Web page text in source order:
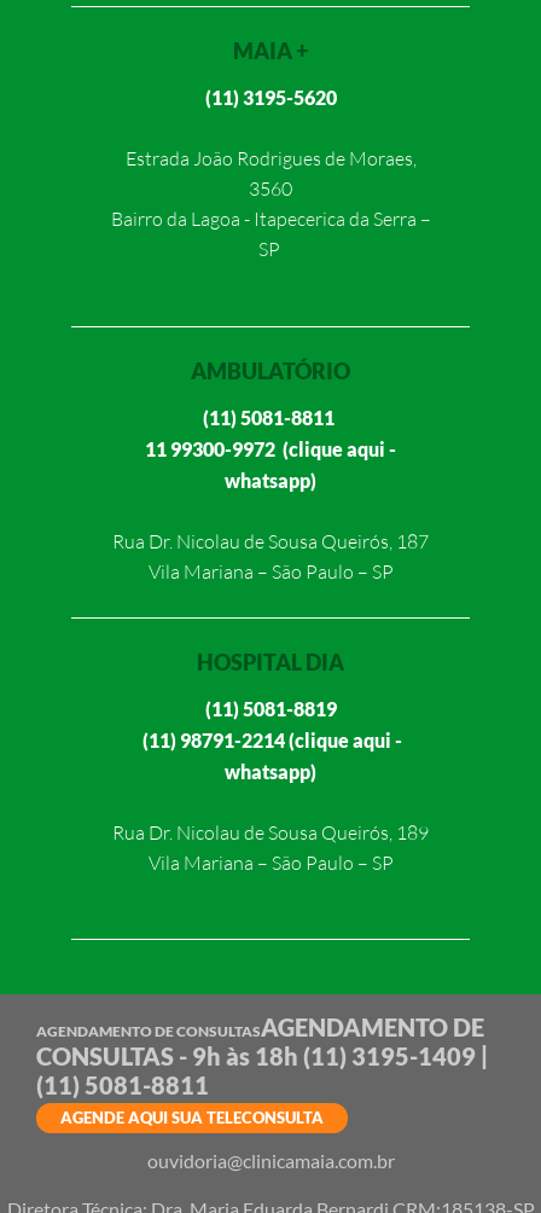
MAIA +
(11) 3195-5620
Estrada João Rodrigues de Moraes,
3560
Bairro da Lagoa - Itapecerica da Serra –
SP
AMBULATÓRIO
(11) 5081-8811
11 99300-9972 (clique aqui -
whatsapp)
Rua Dr. Nicolau de Sousa Queirós, 187
Vila Mariana – São Paulo – SP
HOSPITAL DIA
(11) 5081-8819
(11) 98791-2214 (clique aqui -
whatsapp)
Rua Dr. Nicolau de Sousa Queirós, 189
Vila Mariana – São Paulo – SP
AGENDAMENTO DE CONSULTASAGENDAMENTO DE
CONSULTAS - 9h às 18h (11) 3195-1409 |
(11) 5081-8811
AGENDE AQUI SUA TELECONSULTA
ouvidoria@clinicamaia.com.br